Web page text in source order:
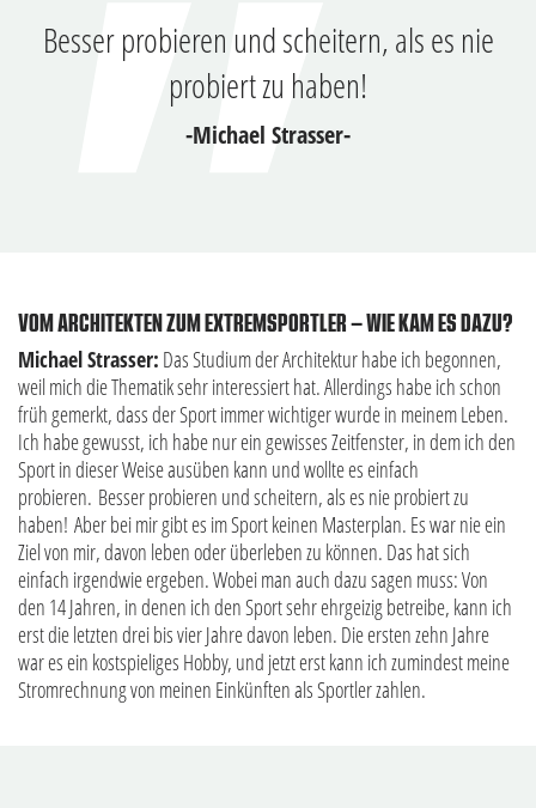
Besser probieren und scheitern, als es nie
probiert zu haben!
-Michael Strasser-
VOM ARCHITEKTEN ZUM EXTREMSPORTLER – WIE KAM ES DAZU?
Michael Strasser: Das Studium der Architektur habe ich begonnen,
weil mich die Thematik sehr interessiert hat. Allerdings habe ich schon
früh gemerkt, dass der Sport immer wichtiger wurde in meinem Leben.
Ich habe gewusst, ich habe nur ein gewisses Zeitfenster, in dem ich den
Sport in dieser Weise ausüben kann und wollte es einfach
probieren. Besser probieren und scheitern, als es nie probiert zu
haben! Aber bei mir gibt es im Sport keinen Masterplan. Es war nie ein
Ziel von mir, davon leben oder überleben zu können. Das hat sich
einfach irgendwie ergeben. Wobei man auch dazu sagen muss: Von
den 14 Jahren, in denen ich den Sport sehr ehrgeizig betreibe, kann ich
erst die letzten drei bis vier Jahre davon leben. Die ersten zehn Jahre
war es ein kostspieliges Hobby, und jetzt erst kann ich zumindest meine
Stromrechnung von meinen Einkünften als Sportler zahlen.